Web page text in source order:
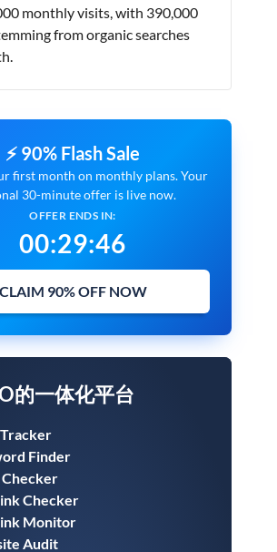
monthly visits, with 390,000
from organic searches
⚡ 90% Flash Sale
first month on monthly plans. Your
30-minute offer is live now.
OFFER ENDS IN:
00:29:45
CLAIM 90% OFF NOW
的一体化平台
Finder
Checker
Checker
Monitor
Audit